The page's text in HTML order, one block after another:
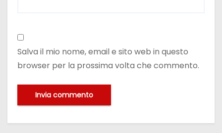
Salva il mio nome, email e sito web in questo
browser per la prossima volta che commento.